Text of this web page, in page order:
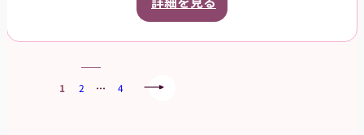
者から数日間行いますので安心してください。ご就
1 2 … 4